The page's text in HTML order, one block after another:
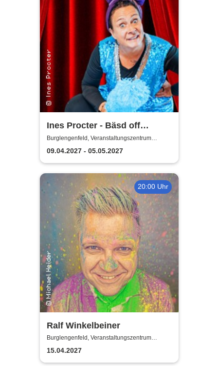
Ines Procter - Bäsd off
"Närrische Putzfraa"
Burglengenfeld, Veranstaltungszentrum
Pfarrheim
09.04.2027 - 05.05.2027
20:00 Uhr
Ralf Winkelbeiner
Burglengenfeld, Veranstaltungszentrum
Pfarrheim
15.04.2027